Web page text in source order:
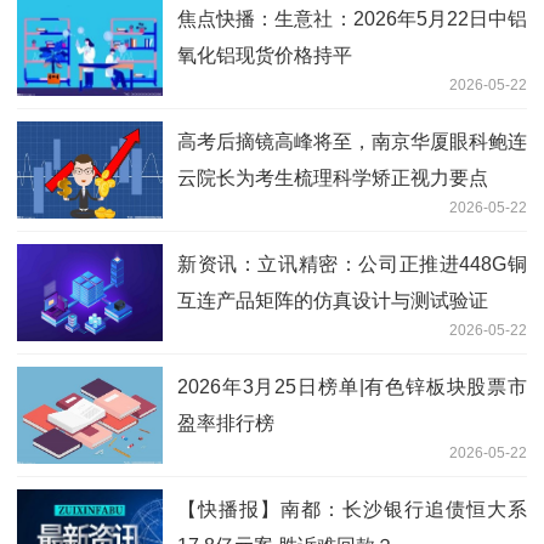
焦点快播：生意社：2026年5月22日中铝
氧化铝现货价格持平
2026-05-22
高考后摘镜高峰将至，南京华厦眼科鲍连
云院长为考生梳理科学矫正视力要点
2026-05-22
新资讯：立讯精密：公司正推进448G铜
互连产品矩阵的仿真设计与测试验证
2026-05-22
2026年3月25日榜单|有色锌板块股票市
盈率排行榜
2026-05-22
【快播报】南都：长沙银行追债恒大系